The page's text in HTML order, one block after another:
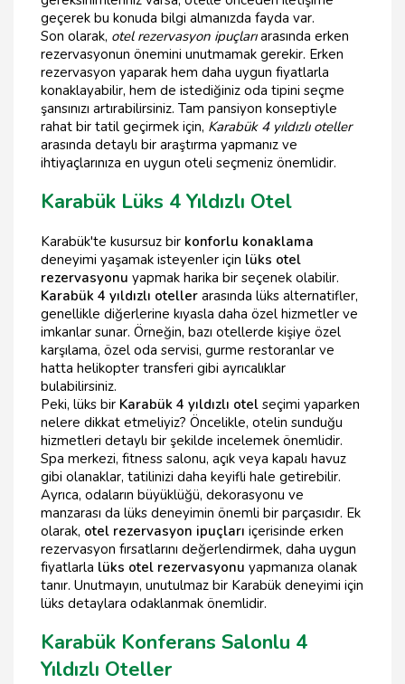
geçerek bu konuda bilgi almanızda fayda var.
Son olarak, otel rezervasyon ipuçlarıarasında erken
rezervasyonun önemini unutmamak gerekir. Erken
rezervasyon yaparak hem daha uygun fiyatlarla
konaklayabilir, hem de istediğiniz oda tipini seçme
şansınızı artırabilirsiniz. Tam pansiyon konseptiyle
rahat bir tatil geçirmek için, Karabük 4 yıldızlı oteller
arasında detaylı bir araştırma yapmanız ve
ihtiyaçlarınıza en uygun oteli seçmeniz önemlidir.
Karabük Lüks 4 Yıldızlı Otel
Karabük'te kusursuz bir konforlu konaklama
deneyimi yaşamak isteyenler için lüks otel
rezervasyonu yapmak harika bir seçenek olabilir.
Karabük 4 yıldızlı oteller arasında lüks alternatifler,
genellikle diğerlerine kıyasla daha özel hizmetler ve
imkanlar sunar. Örneğin, bazı otellerde kişiye özel
karşılama, özel oda servisi, gurme restoranlar ve
hatta helikopter transferi gibi ayrıcalıklar
bulabilirsiniz.
Peki, lüks bir Karabük 4 yıldızlı otel seçimi yaparken
nelere dikkat etmeliyiz? Öncelikle, otelin sunduğu
hizmetleri detaylı bir şekilde incelemek önemlidir.
Spa merkezi, fitness salonu, açık veya kapalı havuz
gibi olanaklar, tatilinizi daha keyifli hale getirebilir.
Ayrıca, odaların büyüklüğü, dekorasyonu ve
manzarası da lüks deneyimin önemli bir parçasıdır. Ek
olarak, otel rezervasyon ipuçları içerisinde erken
rezervasyon fırsatlarını değerlendirmek, daha uygun
fiyatlarla lüks otel rezervasyonu yapmanıza olanak
tanır. Unutmayın, unutulmaz bir Karabük deneyimi için
lüks detaylara odaklanmak önemlidir.
Karabük Konferans Salonlu 4
Yıldızlı Oteller